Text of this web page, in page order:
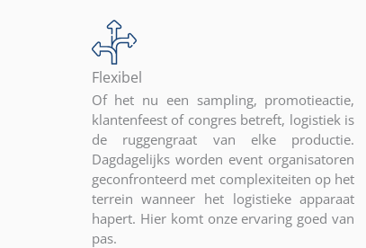
Flexibel
Of het nu een sampling, promotieactie,
klantenfeest of congres betreft, logistiek is
de ruggengraat van elke productie.
Dagdagelijks worden event organisatoren
geconfronteerd met complexiteiten op het
terrein wanneer het logistieke apparaat
hapert. Hier komt onze ervaring goed van
pas.